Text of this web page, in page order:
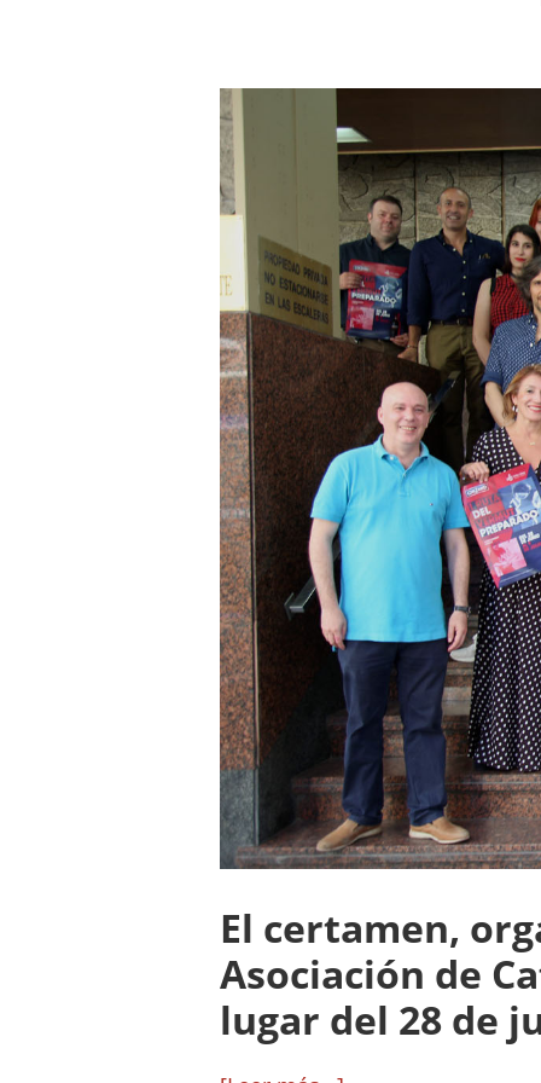
El certamen,
Asociación de
lugar del 28 de